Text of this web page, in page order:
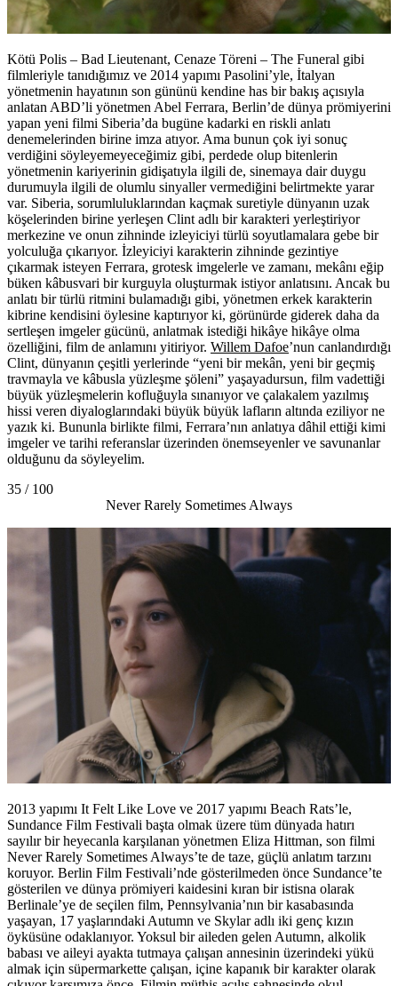
Kötü Polis – Bad Lieutenant, Cenaze Töreni – The Funeral gibi
filmleriyle tanıdığımız ve 2014 yapımı Pasolini’yle, İtalyan
yönetmenin hayatının son gününü kendine has bir bakış açısıyla
anlatan ABD’li yönetmen Abel Ferrara, Berlin’de dünya prömiyerini
yapan yeni filmi Siberia’da bugüne kadarki en riskli anlatı
denemelerinden birine imza atıyor. Ama bunun çok iyi sonuç
verdiğini söyleyemeyeceğimiz gibi, perdede olup bitenlerin
yönetmenin kariyerinin gidişatıyla ilgili de, sinemaya dair duygu
durumuyla ilgili de olumlu sinyaller vermediğini belirtmekte yarar
var. Siberia, sorumluluklarından kaçmak suretiyle dünyanın uzak
köşelerinden birine yerleşen Clint adlı bir karakteri yerleştiriyor
merkezine ve onun zihninde izleyiciyi türlü soyutlamalara gebe bir
yolculuğa çıkarıyor. İzleyiciyi karakterin zihninde gezintiye
çıkarmak isteyen Ferrara, grotesk imgelerle ve zamanı, mekânı eğip
büken kâbusvari bir kurguyla oluşturmak istiyor anlatısını. Ancak bu
anlatı bir türlü ritmini bulamadığı gibi, yönetmen erkek karakterin
kibrine kendisini öylesine kaptırıyor ki, görünürde giderek daha da
sertleşen imgeler gücünü, anlatmak istediği hikâye hikâye olma
özelliğini, film de anlamını yitiriyor. Willem Dafoe’nun canlandırdığı
Clint, dünyanın çeşitli yerlerinde “yeni bir mekân, yeni bir geçmiş
travmayla ve kâbusla yüzleşme şöleni” yaşayadursun, film vadettiği
büyük yüzleşmelerin kofluğuyla sınanıyor ve çalakalem yazılmış
hissi veren diyaloglarındaki büyük büyük lafların altında eziliyor ne
yazık ki. Bununla birlikte filmi, Ferrara’nın anlatıya dâhil ettiği kimi
imgeler ve tarihi referanslar üzerinden önemseyenler ve savunanlar
olduğunu da söyleyelim.
35 / 100
Never Rarely Sometimes Always
2013 yapımı It Felt Like Love ve 2017 yapımı Beach Rats’le,
Sundance Film Festivali başta olmak üzere tüm dünyada hatırı
sayılır bir heyecanla karşılanan yönetmen Eliza Hittman, son filmi
Never Rarely Sometimes Always’te de taze, güçlü anlatım tarzını
koruyor. Berlin Film Festivali’nde gösterilmeden önce Sundance’te
gösterilen ve dünya prömiyeri kaidesini kıran bir istisna olarak
Berlinale’ye de seçilen film, Pennsylvania’nın bir kasabasında
yaşayan, 17 yaşlarındaki Autumn ve Skylar adlı iki genç kızın
öyküsüne odaklanıyor. Yoksul bir aileden gelen Autumn, alkolik
babası ve aileyi ayakta tutmaya çalışan annesinin üzerindeki yükü
almak için süpermarkette çalışan, içine kapanık bir karakter olarak